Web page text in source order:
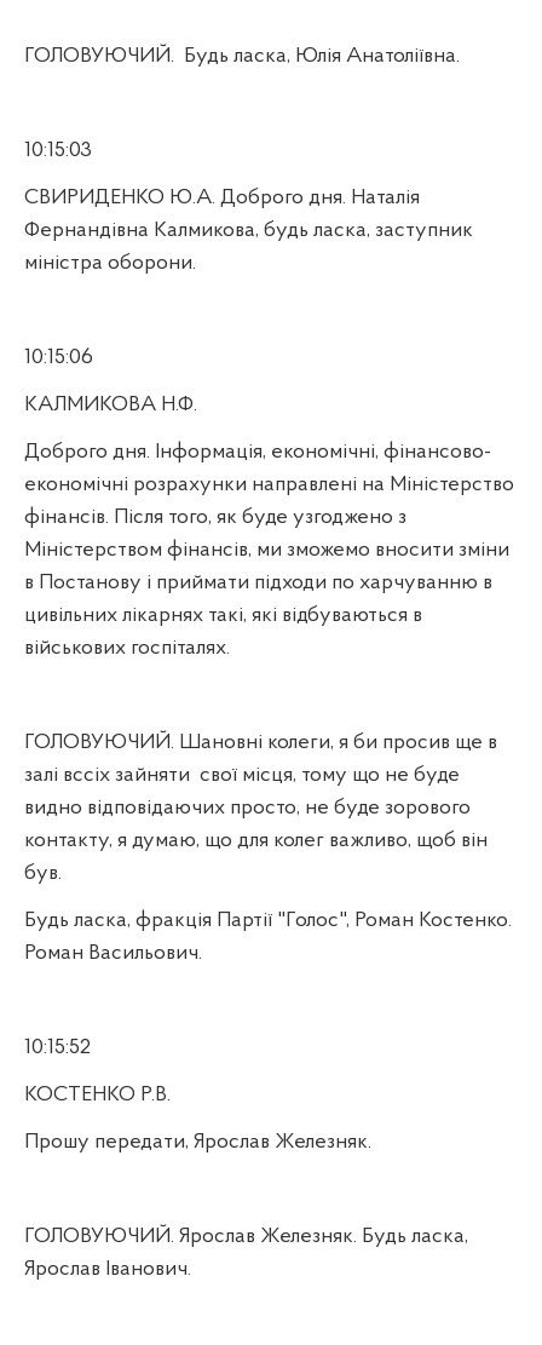
ГОЛОВУЮЧИЙ. Будь ласка, Юлія Анатоліївна.
10:15:03
СВИРИДЕНКО Ю.А. Доброго дня. Наталія
Фернандівна Калмикова, будь ласка, заступник
міністра оборони.
10:15:06
КАЛМИКОВА Н.Ф.
Доброго дня. Інформація, економічні, фінансово-
економічні розрахунки направлені на Міністерство
фінансів. Після того, як буде узгоджено з
Міністерством фінансів, ми зможемо вносити зміни
в Постанову і приймати підходи по харчуванню в
цивільних лікарнях такі, які відбуваються в
військових госпіталях.
ГОЛОВУЮЧИЙ. Шановні колеги, я би просив ще в
залі вссіх зайняти свої місця, тому що не буде
видно відповідаючих просто, не буде зорового
контакту, я думаю, що для колег важливо, щоб він
був.
Будь ласка, фракція Партії "Голос", Роман Костенко.
Роман Васильович.
10:15:52
КОСТЕНКО Р.В.
Прошу передати, Ярослав Железняк.
ГОЛОВУЮЧИЙ. Ярослав Железняк. Будь ласка,
Ярослав Іванович.